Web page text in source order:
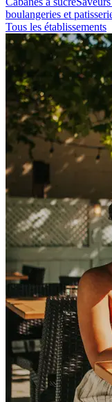
boulangeries et
Tous les établissements